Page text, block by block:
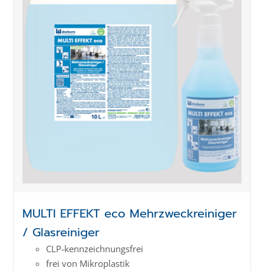
MULTI EFFEKT eco Mehrzweckreiniger
/ Glasreiniger
CLP-kenn­zeich­­nungs­frei
frei von Mikroplastik